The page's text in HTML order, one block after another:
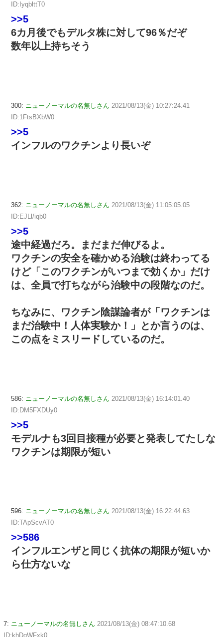
ID:IyqblttT0
>>5
6カ月後でもデルタ株に対して96％だぞ
数年以上持ちそう
300: ニューノーマルの名無しさん 2021/08/13(金) 10:27:24.41
ID:1FtsBXbW0
>>5
インフルのワクチンより長いぞ
362: ニューノーマルの名無しさん 2021/08/13(金) 11:05:05.05
ID:EJLl/iqb0
>>5
途中経過だろ。まだまだ伸びるよ。
ワクチンの安全を確かめる治験は終わってる
けど「このワクチンがいつまで効くか」だけ
は、全員で打ちながら治験中の段階なのだ。
ちなみに、ワクチン陰謀論者が「ワクチンは
まだ治験中！人体実験か！」とか言うのは、
この点をミスリードしているのだ。
586: ニューノーマルの名無しさん 2021/08/13(金) 16:14:01.40
ID:DM5FXDUy0
>>5
モデルナも3回目接種が必要と発表してたしな
ワクチンは期限が短い
596: ニューノーマルの名無しさん 2021/08/13(金) 16:22:44.63
ID:TApScvAT0
>>586
インフルエンザと同じく抗体の期限が短いか
ら仕方ないな
7: ニューノーマルの名無しさん 2021/08/13(金) 08:47:10.68
ID:khDqWFxk0